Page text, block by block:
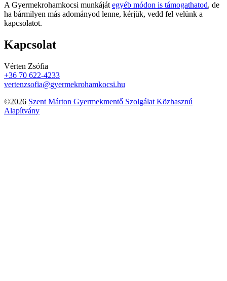
A Gyermekrohamkocsi munkáját egyéb módon is támogathatod, de
ha bármilyen más adományod lenne, kérjük, vedd fel velünk a
kapcsolatot.
Kapcsolat
Vérten Zsófia
+36 70 622-4233
vertenzsofia@gyermekrohamkocsi.hu
©2026 Szent Márton Gyermekmentő Szolgálat Közhasznú
Alapítvány